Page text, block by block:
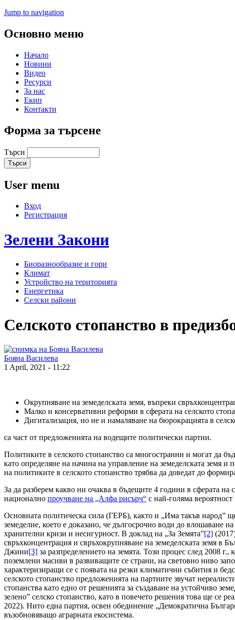
Jump to navigation
Основно меню
Начало
Новини
Видео
Ресурси
За нас
Екип
Контакти
Форма за търсене
Търси
User menu
Вход
Регистрация
Зелени Закони
Биоразнообразие и гори
Климат
Устройство на територията
Енергетика
Селски райони
Селското стопанство в
Бояна Василева
1 April, 2021 - 11:22
Окрупняване на земеделската земя, въпреки
Mалко и консервативни реформи в сферата на селското
Дигитализация, но не и намаляване на бюрокрацията в
са част от предложенията на водещите политически партии.
Политиките в селското стопанство са многостранни и могат да
като определяне на начина на управление на земеделската земя
на политиките в селското стопанство трябва да доведат до
За да разберем какво ни очаква в бъдещите 4 години в сферата на
национално проучване на „Алфа рисърч“ с най-голяма
Основната политическа сила (ГЕРБ), както и „Има такъв народ”
земеделие, което е доказано, че дългосрочно води до влошаване
хранителни кризи и несигурност. В доклад на „За Земята”[2]
свръхконцентрация и свръхокрупняване на земеделската земя в
Джини[3] за разпределението на земята. Този процес след 2008
поземлени масиви в развиващите се страни, на световно ниво
характеризиращи се с появата на резки климатични събития и
селското стопанство предложенията на партиите звучат
стопанства като едно от решенията за създаване на устойчиво
зелено” селско стопанство, като в повечето решения това ще се
2022). Нито една партия, освен обединение „Демократична
възобновяващо аграрната екосистема.